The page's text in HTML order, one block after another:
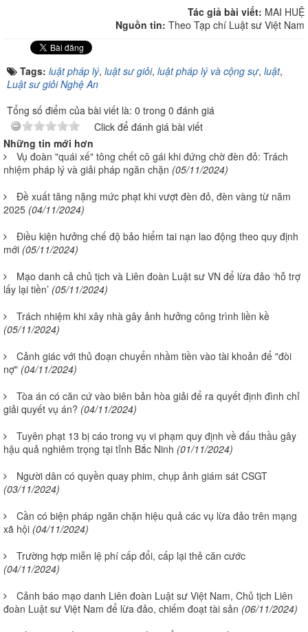
Tác giả bài viết: MAI HUỆ
Nguồn tin: Theo Tạp chí Luật sư Việt Nam
Tags: luật pháp lý, luật sư giỏi, luật pháp lý và cộng sự, luật,
Luật sư giỏi Nghệ An
Tổng số điểm của bài viết là: 0 trong 0 đánh giá
Click để đánh giá bài viết
Những tin mới hơn
Vụ đoàn "quái xế" tông chết cô gái khi đứng chờ đèn đỏ: Trách
nhiệm pháp lý và giải pháp ngăn chặn (05/11/2024)
Đề xuất tăng nặng mức phạt khi vượt đèn đỏ, đèn vàng từ năm
2025 (04/11/2024)
Điều kiện hưởng chế độ bảo hiểm tai nạn lao động theo quy định
mới (05/11/2024)
Mạo danh cả chủ tịch và Liên đoàn Luật sư VN để lừa đảo ‘hỗ trợ
lấy lại tiền’ (05/11/2024)
Trách nhiệm khi xây nhà gây ảnh hưởng công trình liền kề
(05/11/2024)
Cảnh giác với thủ đoạn chuyển nhầm tiền vào tài khoản để "đòi
nợ" (04/11/2024)
Tòa án có căn cứ vào biên bản hòa giải để ra quyết định đình chỉ
giải quyết vụ án? (04/11/2024)
Tuyên phạt 13 bị cáo trong vụ vi phạm quy định về đấu thầu gây
hậu quả nghiêm trọng tại tỉnh Bắc Ninh (01/11/2024)
Người dân có quyền quay phim, chụp ảnh giám sát CSGT
(03/11/2024)
Cần có biện pháp ngăn chặn hiệu quả các vụ lừa đảo trên mạng
xã hội (04/11/2024)
Trường hợp miễn lệ phí cấp đổi, cấp lại thẻ căn cước
(04/11/2024)
Cảnh báo mạo danh Liên đoàn Luật sư Việt Nam, Chủ tịch Liên
đoàn Luật sư Việt Nam để lừa đảo, chiếm đoạt tài sản (06/11/2024)